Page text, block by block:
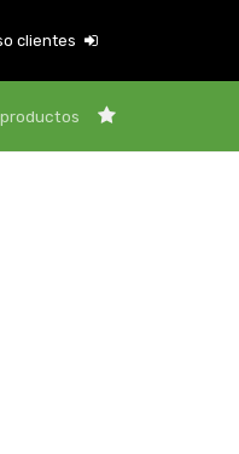
clientes